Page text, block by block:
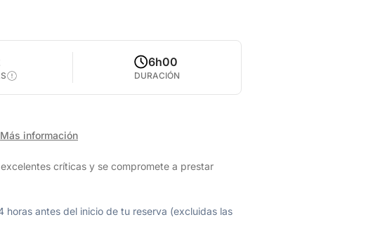
6h00
DURACIÓN
Más información
críticas y se compromete a prestar
antes del inicio de tu reserva (excluidas las